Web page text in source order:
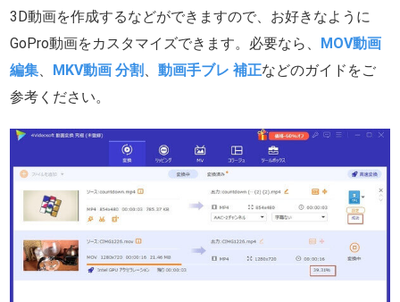
3D動画を作成するなどができますので、お好きなように
GoPro動画をカスタマイズできます。必要なら、 MOV動画
編集
MKV動画 分割 、動画手ブレ 補正などのガイドをご
参考ください。